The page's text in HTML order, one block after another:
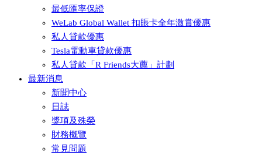
最低匯率保證
WeLab Global Wallet 扣賬卡全年激賞優惠
私人貸款優惠
Tesla電動車貸款優惠
私人貸款「R Friends大薦」計劃
最新消息
新聞中心
日誌
獎項及殊榮
財務概覽
常見問題